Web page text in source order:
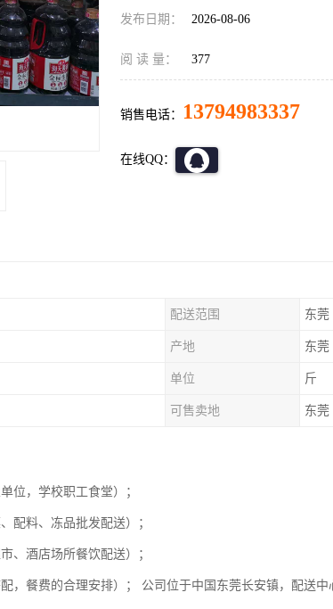
发布日期： 2026-08-06
阅 读 量： 377
销售电话： 13794983337
在线QQ：
配送范围 东莞
产地 东莞
单位 斤
可售卖地 东莞
位，学校职工食堂）；
配料、冻品批发配送）；
、酒店场所餐饮配送）；
，餐费的合理安排）； 公司位于中国东莞长安镇，配送